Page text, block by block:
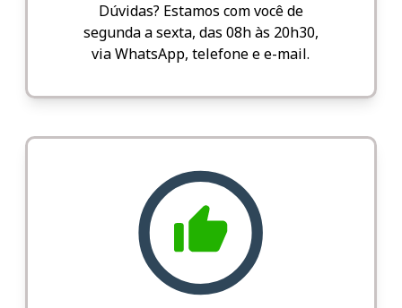
Dúvidas? Estamos com você de
segunda a sexta, das 08h às 20h30,
via WhatsApp, telefone e e-mail.